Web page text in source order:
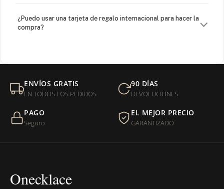
¿Puedo usar una tarjeta de regalo internacional para hacer la
compra?
Mi orden fue devuelta por USPS, ¿qué hago para que sea
entregada?
¿Sus productos son libres de níquel?
ENVÍOS GRATIS
EN TODOS LOS PEDIDOS
90 DÍAS
DEVOLUCIONES
PAGO
Seguro
EL MEJOR PRECIO
GARANTIZADO
Onecklace